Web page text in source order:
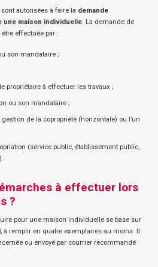
autorisées à faire la demande
une maison individuelle. La demande de
effectuée par :
son mandataire ;
propriétaire à effectuer les travaux ;
ou son mandataire ;
de la copropriété (horizontale) ou l’un
(service public, établissement public,
à effectuer lors
?
pour une maison individuelle se base sur
, à remplir en quatre exemplaires au moins. Il
ou envoyé par courrier recommandé